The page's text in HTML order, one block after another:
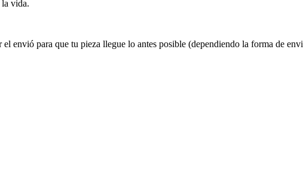
la vida.
para que tu pieza llegue lo antes posible (dependiendo la forma de